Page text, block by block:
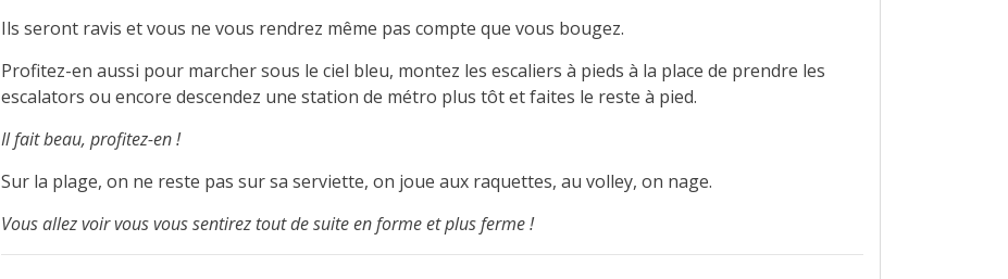
Ils seront ravis et vous ne vous rendrez même pas compte que vous bougez.
Profitez-en aussi pour marcher sous le ciel bleu, montez les escaliers à pieds à la place de prendre les
escalators ou encore descendez une station de métro plus tôt et faites le reste à pied.
Il fait beau, profitez-en !
Sur la plage, on ne reste pas sur sa serviette, on joue aux raquettes, au volley, on nage.
Vous allez voir vous vous sentirez tout de suite en forme et plus ferme !